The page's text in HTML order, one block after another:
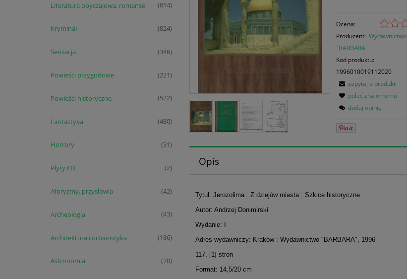
Literatura obyczajowa, romanse (814)
Kryminał (824)
Sensacja (346)
Powieści przygodowe (221)
Powieści historyczne (522)
Fantastyka (480)
Horrory (51)
Płyty CD (2)
Aforyzmy, przysłowia (42)
Archeologia (43)
Architektura i urbanistyka (186)
Astronomia (70)
Ocena:
Producent: Wydawnictwo
"BARBARA"
Kod produktu:
1996010019112020
zapytaj o produkt
poleć znajomemu
dodaj opinię
Opis
Tytuł: Jerozolima : Z dziejów miasta : Szkice historyczne
Autor: Andrzej Donimirski
Wydanie: I
Adres wydawniczy: Kraków : Wydawnictwo "BARBARA", 1996
117, [1] stron
Format: 14,5/20 cm